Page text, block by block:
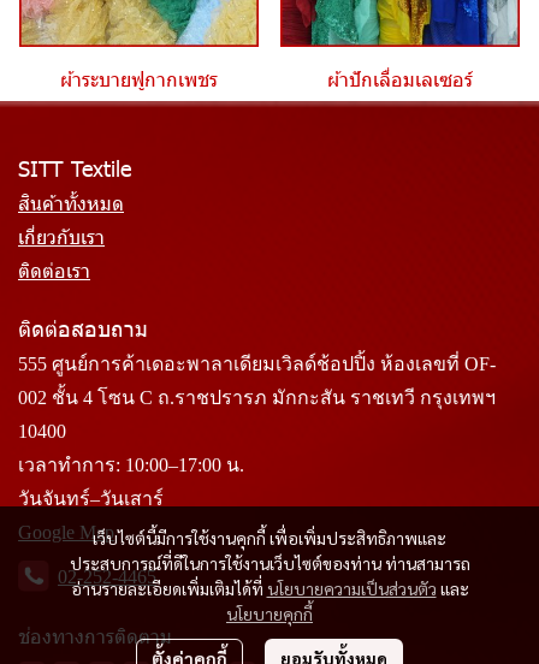
ผ้าระบายฟูกากเพชร ผ้าปักเลื่อมเลเซอร์
เว็บไซต์นี้มีการใช้งานคุกกี้ เพื่อเพิ่มประสิทธิภาพและ
ประสบการณ์ที่ดีในการใช้งานเว็บไซต์ของท่าน ท่านสามารถ
อ่านรายละเอียดเพิ่มเติมได้ที่ นโยบายความเป็นส่วนตัว และ
นโยบายคุกกี้
ตั้งค่าคุกกี้ ยอมรับทั้งหมด
SITT Textile
สินค้าทั้งหมด
เกี่ยวกับเรา
ติดต่อเรา
ติดต่อสอบถาม
555 ศูนย์การค้าเดอะพาลาเดียมเวิลด์ช้อปปิ้ง ห้องเลขที่ OF-
002 ชั้น 4 โซน C ถ.ราชปรารภ มักกะสัน ราชเทวี กรุงเทพฯ
10400
เวลาทำการ: 10:00–17:00 น.
วันจันทร์–วันเสาร์
Google Map
02-252-4465
ช่องทางการติดตาม